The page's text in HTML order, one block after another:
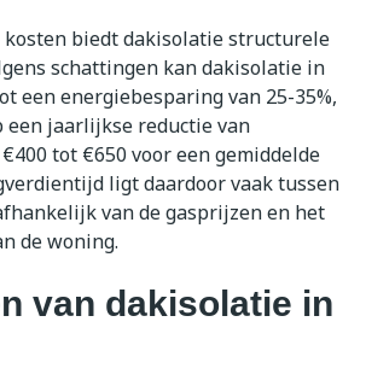
biedt dakisolatie structurele
schattingen kan dakisolatie in
een energiebesparing van 25-35%,
een jaarlijkse reductie van
tot €650 voor een gemiddelde
ligt daardoor vaak tussen
van de gasprijzen en het
de woning.
van dakisolatie in